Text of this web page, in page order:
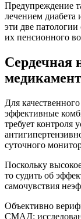
Предупреждение
лечением диабета
эти две
их пенсионного
Сердечная
Для
эффективные
требует контроля
суточного
Поскольку
то судить об
самочувствия
Объективно
СМАД: